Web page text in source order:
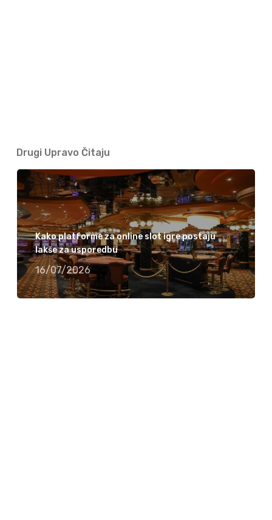
Drugi Upravo Čitaju
Kako platforme za online slot igre postaju
lakše za usporedbu
16/07/2026